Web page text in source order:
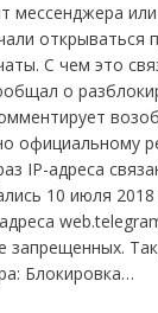
мессенджера
открываться
С чем это
о
официальному
IP-адреса
10 июля
запрещенных.
Блокировка…